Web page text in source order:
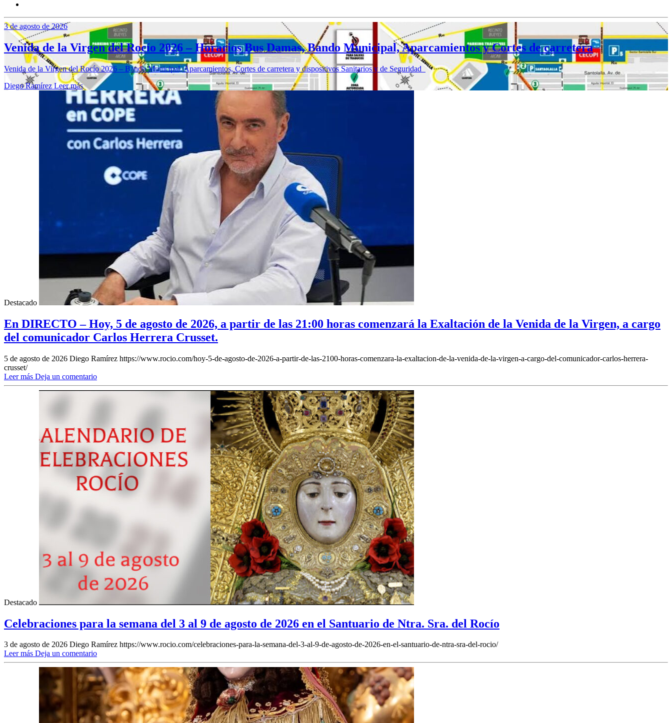
3 de agosto de 2026
Venida de la Virgen del Rocío 2026 – Horarios Bus Damas, Bando Municipal, Aparcamientos y Cortes de carretera
Venida de la Virgen del Rocío 2026 – Bando Municipal, Aparcamientos, Cortes de carretera y dispositivos Sanitarios y de Seguridad
Diego Ramírez Leer más
Destacado
En DIRECTO – Hoy, 5 de agosto de 2026, a partir de las 21:00 horas comenzará la Exaltación de la Venida de la Virgen, a cargo
del comunicador Carlos Herrera Crusset.
5 de agosto de 2026 Diego Ramírez https://www.rocio.com/hoy-5-de-agosto-de-2026-a-partir-de-las-2100-horas-comenzara-la-exaltacion-de-la-venida-de-la-virgen-a-cargo-del-comunicador-carlos-herrera-
crusset/
Leer más Deja un comentario
Destacado
Celebraciones para la semana del 3 al 9 de agosto de 2026 en el Santuario de Ntra. Sra. del Rocío
3 de agosto de 2026 Diego Ramírez https://www.rocio.com/celebraciones-para-la-semana-del-3-al-9-de-agosto-de-2026-en-el-santuario-de-ntra-sra-del-rocio/
Leer más Deja un comentario